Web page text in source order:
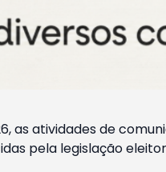
as atividades de
pela legislação